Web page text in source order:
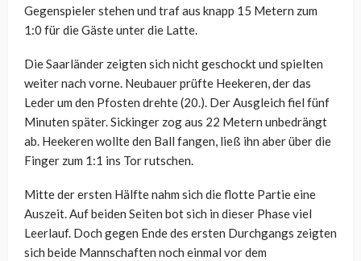
Gegenspieler stehen und traf aus knapp 15 Metern zum
1:0 für die Gäste unter die Latte.
Die Saarländer zeigten sich nicht geschockt und spielten
weiter nach vorne. Neubauer prüfte Heekeren, der das
Leder um den Pfosten drehte (20.). Der Ausgleich fiel fünf
Minuten später. Sickinger zog aus 22 Metern unbedrängt
ab. Heekeren wollte den Ball fangen, ließ ihn aber über die
Finger zum 1:1 ins Tor rutschen.
Mitte der ersten Hälfte nahm sich die flotte Partie eine
Auszeit. Auf beiden Seiten bot sich in dieser Phase viel
Leerlauf. Doch gegen Ende des ersten Durchgangs zeigten
sich beide Mannschaften noch einmal vor dem